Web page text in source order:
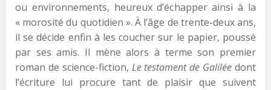
ou environnements, heureux d’échapper ainsi à la
« morosité du quotidien ». À l’âge de trente-deux ans,
il se décide enfin à les coucher sur le papier, poussé
par ses amis. Il mène alors à terme son premier
roman de science-fiction, Le testament de Galiléedont
l’écriture lui procure tant de plaisir que suivent